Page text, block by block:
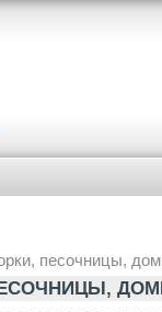
песочницы,